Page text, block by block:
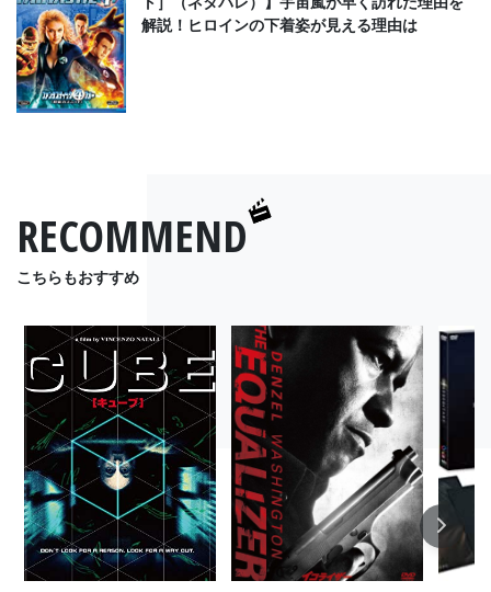
解説！ヒロインの下着姿が見える理由は
RECOMMEND
こちらもおすすめ
Next